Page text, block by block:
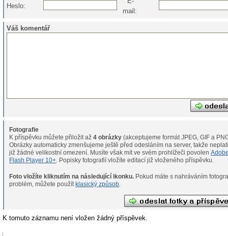
Heslo:
mail:
Váš komentář
Fotografie
K příspěvku můžete přiložit až4 obrázky (akceptujeme formát JPEG, GIF a
Obrázky automaticky zmenšujeme ještě před odesláním na server, takže
již žádné velikostní omezení. Musíte však mít ve svém prohlížeči povolen
Flash Player 10+ . Popisky fotografií vložíte editací již vloženého příspěvku.
Foto vložíte kliknutím na následující ikonku.
problém, můžete použít klasický způsob.
K tomuto záznamu není vložen žádný příspěvek.